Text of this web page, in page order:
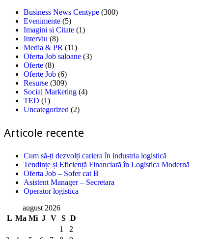
Business News Centype (300)
Evenimente (5)
Imagini si Citate (1)
Interviu (8)
Media & PR (11)
Oferta Job saloane (3)
Oferte (8)
Oferte Job (6)
Resurse (309)
Social Marketing (4)
TED (1)
Uncategorized (2)
Articole recente
Cum să-ți dezvolți cariera în industria logistică
Tendințe și Eficiență Financiară în Logistica Modernă
Oferta Job – Sofer cat B
Asistent Manager – Secretara
Operator logistica
august 2026
L Ma Mi J V S D
1
2